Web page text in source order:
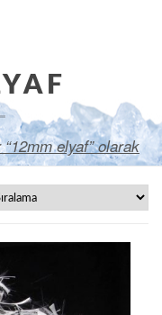
elyaf” olarak